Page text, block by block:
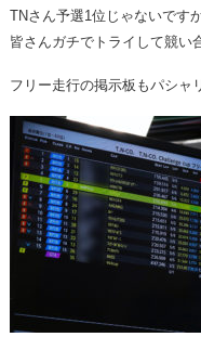
TNさん予選1位じゃないです
皆さんガチでトライして競い
フリー走行の掲示板もパシャ